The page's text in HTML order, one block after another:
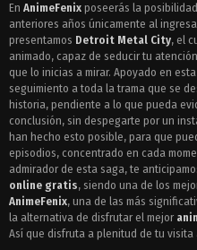
Episodio 3 - Detroit Metal City
Episodio 2 - Detroit Metal City
Episodio 1 - Detroit Metal City
En AnimeFenix poseerás la
anteriores años únicamente al
presentamos Detroit Metal City, el
animado, capaz de seducir tu
que lo inicias a mirar. Apoyado en
seguimiento a toda la trama que se
historia, pendiente a lo que pueda
conclusión, sin despegarte por un
han hecho esto posible, para que
episodios, concentrado en cada
admirador de esta saga, te
online gratis, siendo una de los
AnimeFenix, una de las más
la alternativa de disfrutar el mejor
Así que disfruta a plenitud de tu visita